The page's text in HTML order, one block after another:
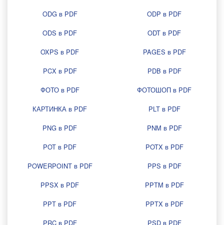
ODG в PDF
ODP в PDF
ODS в PDF
ODT в PDF
OXPS в PDF
PAGES в PDF
PCX в PDF
PDB в PDF
ФОТО в PDF
ФОТОШОП в PDF
КАРТИНКА в PDF
PLT в PDF
PNG в PDF
PNM в PDF
POT в PDF
POTX в PDF
POWERPOINT в PDF
PPS в PDF
PPSX в PDF
PPTM в PDF
PPT в PDF
PPTX в PDF
PRC в PDF
PSD в PDF